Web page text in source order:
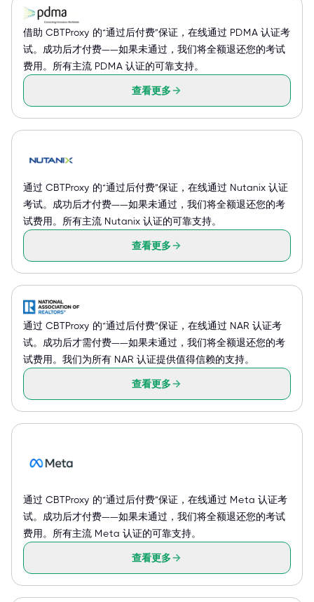
借助 CBTProxy 的“通过后付费”保证，在线通过 PDMA 认证考
试。成功后才付费——如果未通过，我们将全额退还您的考试
费用。所有主流 PDMA 认证的可靠支持。
查看更多
通过 CBTProxy 的“通过后付费”保证，在线通过 Nutanix 认证
考试。成功后才付费——如果未通过，我们将全额退还您的考
试费用。所有主流 Nutanix 认证的可靠支持。
查看更多
通过 CBTProxy 的“通过后付费”保证，在线通过 NAR 认证考
试。成功后才需付费——如果未通过，我们将全额退还您的考
试费用。我们为所有 NAR 认证提供值得信赖的支持。
查看更多
通过 CBTProxy 的“通过后付费”保证，在线通过 Meta 认证考
试。成功后才付费——如果未通过，我们将全额退还您的考试
费用。所有主流 Meta 认证的可靠支持。
查看更多